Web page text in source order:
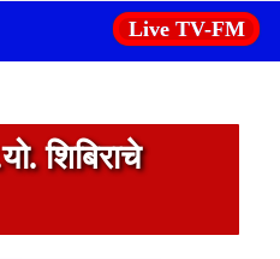
Live TV-FM
शिबिराचे